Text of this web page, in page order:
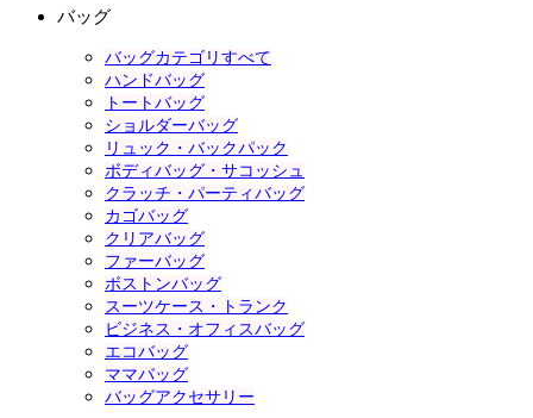
バッグ
バッグカテゴリすべて
ハンドバッグ
トートバッグ
ショルダーバッグ
リュック・バックパック
ボディバッグ・サコッシュ
クラッチ・パーティバッグ
カゴバッグ
クリアバッグ
ファーバッグ
ボストンバッグ
スーツケース・トランク
ビジネス・オフィスバッグ
エコバッグ
ママバッグ
バッグアクセサリー